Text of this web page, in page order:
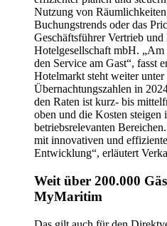
Nutzung von
Buchungstrends oder das
Geschäftsführer Vertrieb
Hotelgesellschaft mbH.
den Service am Gast“, fasst
Hotelmarkt steht weiter
Übernachtungszahlen in
den Raten ist kurz- bis
oben und die Kosten steigen
betriebsrelevanten
mit innovativen und
Entwicklung“, erläutert
Weit über 200.000
MyMaritim